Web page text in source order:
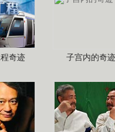
奇迹 子宫内的奇迹